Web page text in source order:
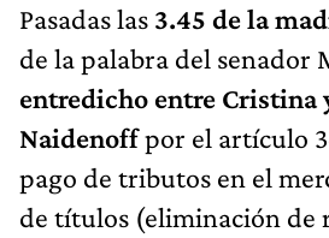
Pasadas las 3.45 de la
de la palabra del senador
entredicho entre Cristina
Naidenoffpor el artículo
pago de tributos en el
de títulos (eliminación de